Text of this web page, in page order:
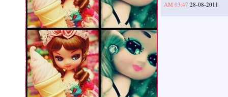
28-08-2011
03:47 AM